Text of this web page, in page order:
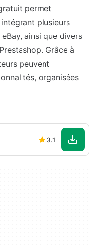
permet
plusieurs
ainsi que divers
Grâce à
peuvent
organisées
3.1